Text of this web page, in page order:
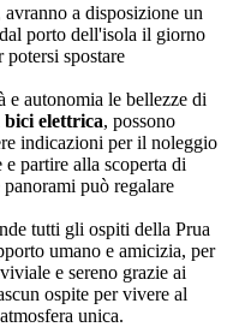
a disposizione un
dal porto dell'isola il giorno
spostare
e autonomia le bellezze di
bici elettrica, possono
indicazioni per il noleggio
partire alla scoperta di
può regalare
tutti gli ospiti della Prua
umano e amicizia, per
e sereno grazie ai
ospite per vivere al
unica.